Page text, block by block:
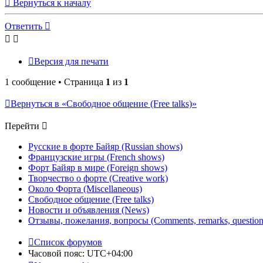
Вернуться к началу
Ответить
Версия для печати
1 сообщение • Страница 1 из 1
Вернуться в «Свободное общение (Free talks)»
Перейти
Русские в форте Байяр (Russian shows)
Французские игры (French shows)
Форт Байяр в мире (Foreign shows)
Творчество о форте (Creative work)
Около Форта (Miscellaneous)
Свободное общение (Free talks)
Новости и объявления (News)
Отзывы, пожелания, вопросы (Comments, remarks,
Список форумов
Часовой пояс: UTC+04:00